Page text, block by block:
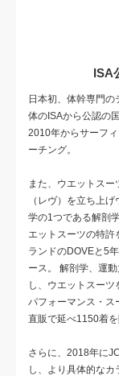
ISA
日本初、体幹専門
体のISAから公認の
2010年からサーフ
ーチング。
また、ウエットス
（レヴ）を立ち上
学の1つである解剖
エットスーツの特
ランドのDOVEと5
ース。 解剖学、運
し、ウエットスー
パフォーマンス・ス
直販で延べ1150着を
さらに、2018年に
し、より具体的な